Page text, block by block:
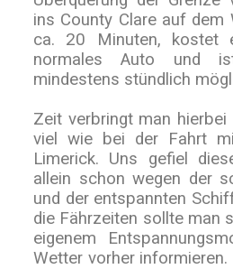
ins County Clare auf dem
ca. 20 Minuten, kostet
normales Auto und
mindestens stündlich
Zeit verbringt man
viel wie bei der Fahrt
Limerick. Uns gefiel
allein schon wegen der
und der entspannten
die Fährzeiten sollte man
eigenem
Wetter vorher